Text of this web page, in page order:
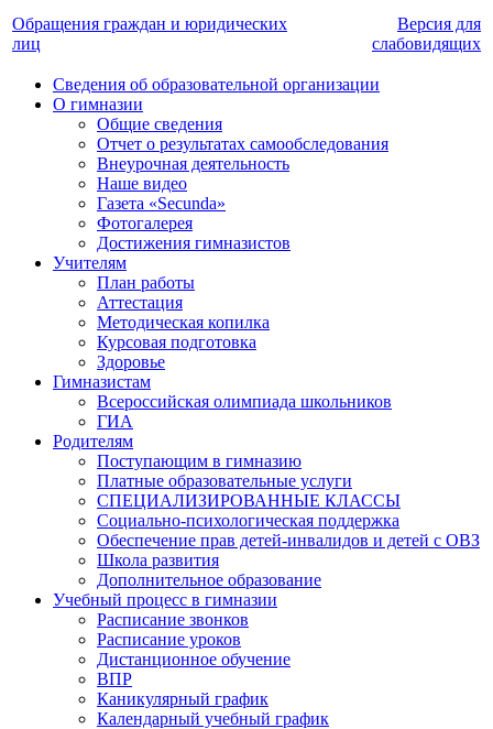
Обращения граждан и юридических
лиц
Версия для
слабовидящих
Сведения об образовательной организации
О гимназии
Общие сведения
Отчет о результатах самообследования
Внеурочная деятельность
Наше видео
Газета «Secunda»
Фотогалерея
Достижения гимназистов
Учителям
План работы
Аттестация
Методическая копилка
Курсовая подготовка
Здоровье
Гимназистам
Всероссийская олимпиада школьников
ГИА
Родителям
Поступающим в гимназию
Платные образовательные услуги
СПЕЦИАЛИЗИРОВАННЫЕ КЛАССЫ
Социально-психологическая поддержка
Обеспечение прав детей-инвалидов и детей с ОВЗ
Школа развития
Дополнительное образование
Учебный процесс в гимназии
Расписание звонков
Расписание уроков
Дистанционное обучение
ВПР
Каникулярный график
Календарный учебный график